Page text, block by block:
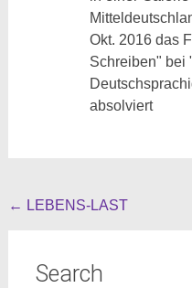
Okt. 2016 das
Schreiben" bei
absolviert
Beitragsnavigation
← LEBENS-LAST
Search